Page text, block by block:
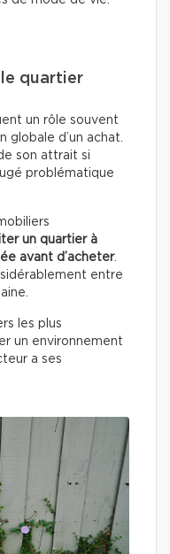
le quartier
un rôle souvent
globale d’un achat.
son attrait si
problématique
un quartier à
avant d’acheter.
entre
les plus
un environnement
a ses